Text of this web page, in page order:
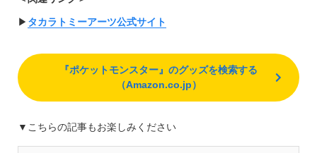
▶︎ タカラトミーアーツ公式サイト
『ポケットモンスター』のグッズを検索する
（Amazon.co.jp）
▼こちらの記事もお楽しみください